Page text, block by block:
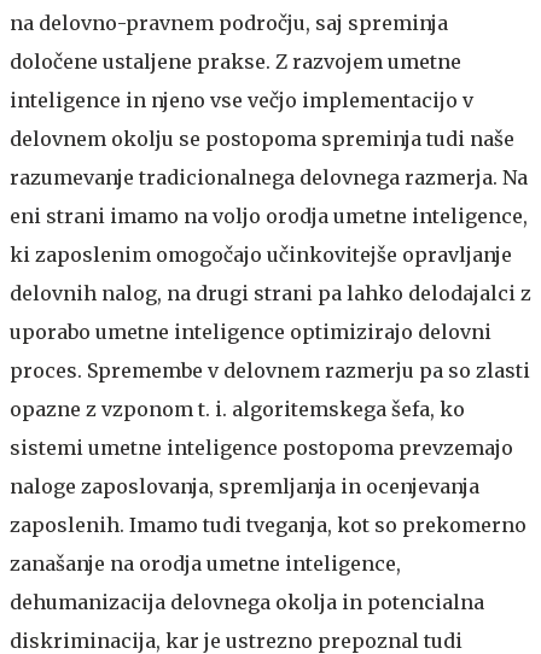
na delovno-pravnem področju, saj spreminja
določene ustaljene prakse. Z razvojem umetne
inteligence in njeno vse večjo implementacijo v
delovnem okolju se postopoma spreminja tudi naše
razumevanje tradicionalnega delovnega razmerja. Na
eni strani imamo na voljo orodja umetne inteligence,
ki zaposlenim omogočajo učinkovitejše opravljanje
delovnih nalog, na drugi strani pa lahko delodajalci z
uporabo umetne inteligence optimizirajo delovni
proces. Spremembe v delovnem razmerju pa so zlasti
opazne z vzponom t. i. algoritemskega šefa, ko
sistemi umetne inteligence postopoma prevzemajo
naloge zaposlovanja, spremljanja in ocenjevanja
zaposlenih. Imamo tudi tveganja, kot so prekomerno
zanašanje na orodja umetne inteligence,
dehumanizacija delovnega okolja in potencialna
diskriminacija, kar je ustrezno prepoznal tudi